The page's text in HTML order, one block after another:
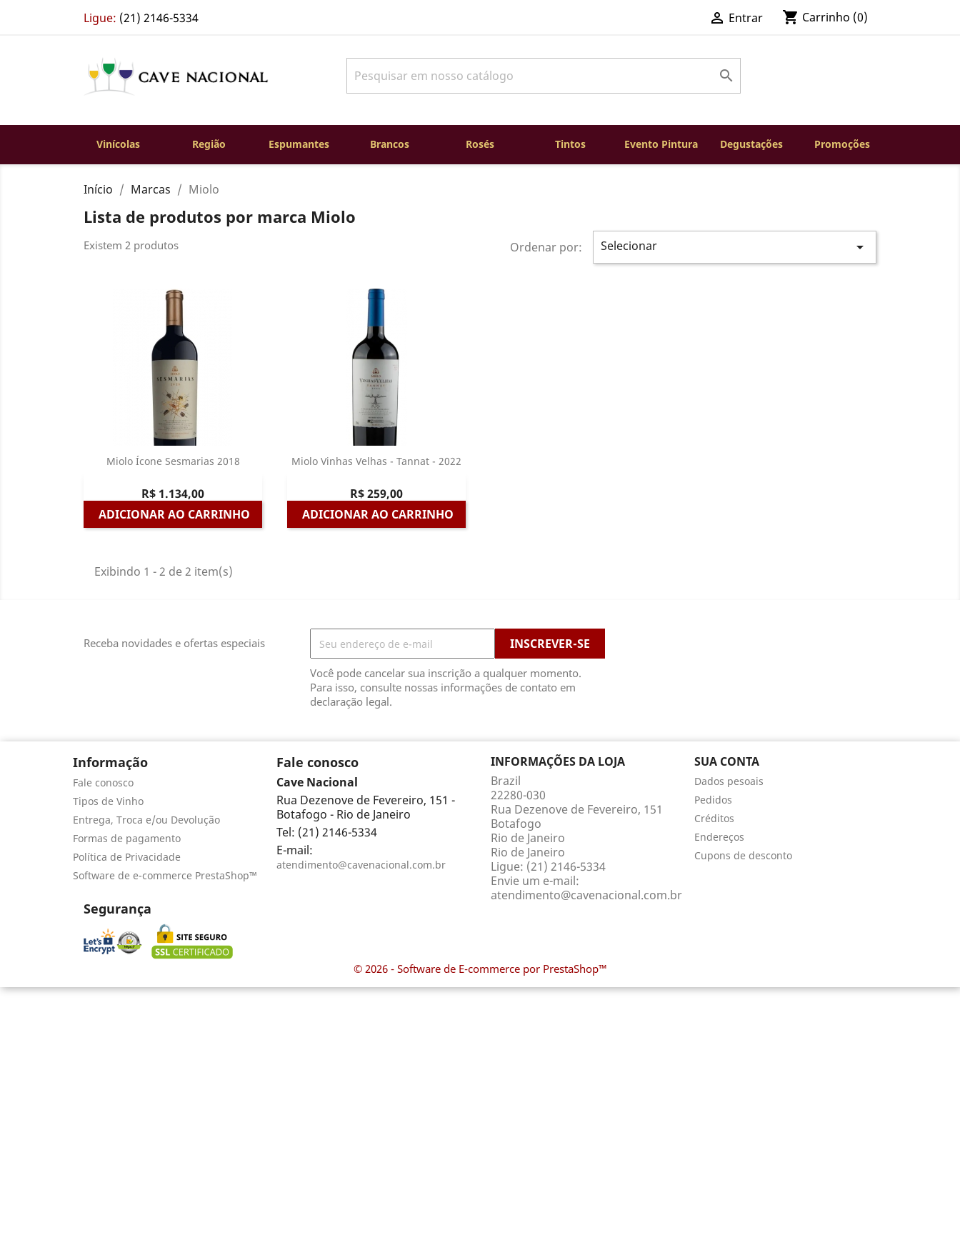
Ligue: (21) 2146-5334  Entrar shopping_cart Carrinho (0)

Vinícolas Região Espumantes Brancos Rosés Tintos Evento Pintura Degustações Promoções
Início Marcas Miolo
Lista de produtos por marca Miolo
Existem 2 produtos Ordenar por: Selecionar 
Miolo Ícone Sesmarias 2018
R$ 1.134,00
ADICIONAR AO CARRINHO
Visualização rápida
Miolo Vinhas Velhas - Tannat - 2022
R$ 259,00
ADICIONAR AO CARRINHO
Visualização rápida
Exibindo 1 - 2 de 2 item(s)
Receba novidades e ofertas especiais
Você pode cancelar sua inscrição a qualquer momento.
Para isso, consulte nossas informações de contato em
declaração legal.
Informação
Fale conosco
Tipos de Vinho
Entrega, Troca e/ou Devolução
Formas de pagamento
Política de Privacidade
Software de e-commerce PrestaShop™
Fale conosco
Cave Nacional
Rua Dezenove de Fevereiro, 151 -
Botafogo - Rio de Janeiro
Tel: (21) 2146-5334
E-mail:
atendimento@cavenacional.com.br
INFORMAÇÕES DA LOJA
Brazil
22280-030
Rua Dezenove de Fevereiro, 151
Botafogo
Rio de Janeiro
Rio de Janeiro
Ligue: (21) 2146-5334
Envie um e-mail:
atendimento@cavenacional.com.br
SUA CONTA
Dados pesoais
Pedidos
Créditos
Endereços
Cupons de desconto
Segurança
© 2026 - Software de E-commerce por PrestaShop™